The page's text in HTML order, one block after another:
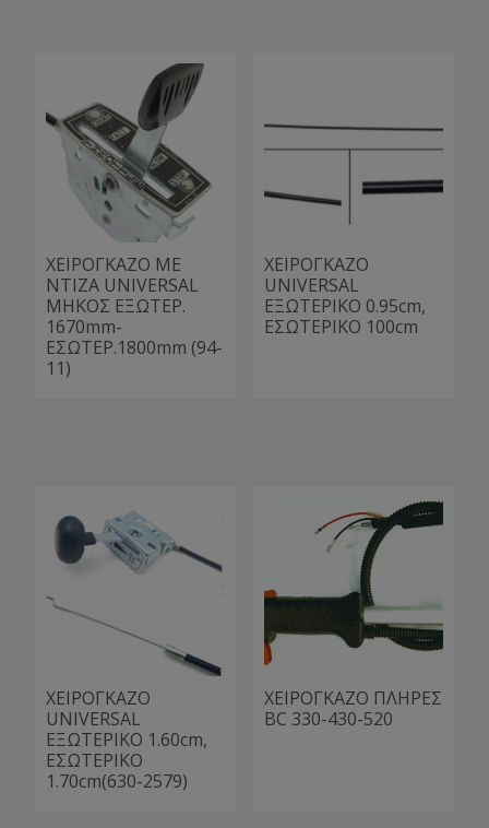
ΧΕΙΡΟΓΚΑΖΟ ME
NTIZA UNIVERSAL
ΜΗΚΟΣ ΕΞΩΤΕΡ.
1670mm-
ΕΣΩΤΕΡ.1800mm (94-
11)
ΧΕΙΡΟΓΚΑΖΟ
UNIVERSAL
ΕΞΩΤΕΡΙΚΟ 0.95cm,
ΕΣΩΤΕΡΙΚΟ 100cm
ΧΕΙΡΟΓΚΑΖΟ
UNIVERSAL
ΕΞΩΤΕΡΙΚΟ 1.60cm,
ΕΣΩΤΕΡΙΚΟ
1.70cm(630-2579)
ΧΕΙΡΟΓΚΑΖΟ ΠΛΗΡΕΣ
BC 330-430-520